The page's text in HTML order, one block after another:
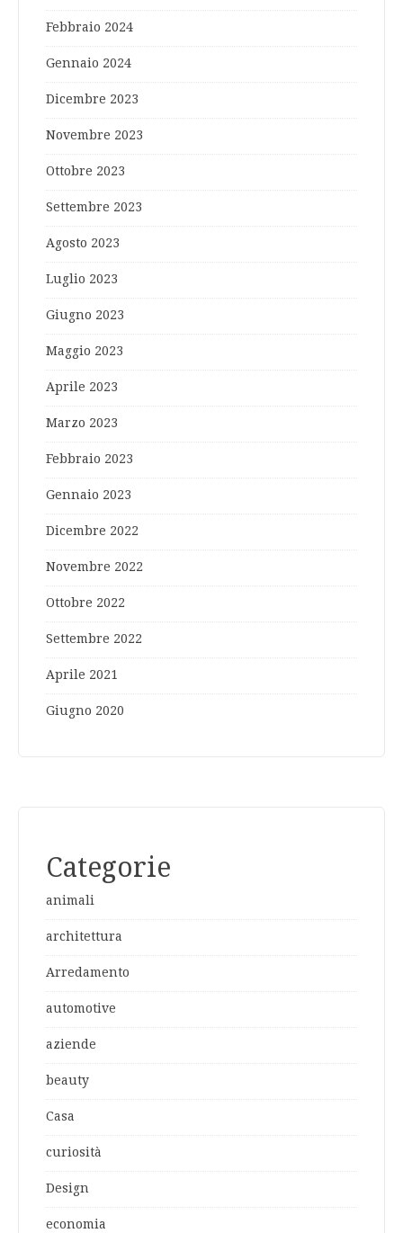
Febbraio 2024
Gennaio 2024
Dicembre 2023
Novembre 2023
Ottobre 2023
Settembre 2023
Agosto 2023
Luglio 2023
Giugno 2023
Maggio 2023
Aprile 2023
Marzo 2023
Febbraio 2023
Gennaio 2023
Dicembre 2022
Novembre 2022
Ottobre 2022
Settembre 2022
Aprile 2021
Giugno 2020
Categorie
animali
architettura
Arredamento
automotive
aziende
beauty
Casa
curiosità
Design
economia